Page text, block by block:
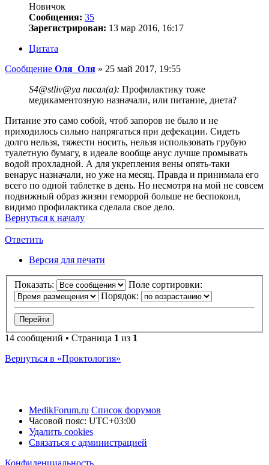
Новичок
Сообщения: 35
Зарегистрирован: 13 мар 2016, 16:17
Цитата
Сообщение Оля_Оля » 25 май 2017, 19:55
S4@stliv@ya писал(а): Профилактику тоже
медикаментозную назначали, или питание, диета?
Питание это само собой, чтоб запоров не было и не
приходилось сильно напрягаться при дефекации. Сидеть
долго нельзя, тяжести носить, нельзя использовать грубую
туалетную бумагу, в идеале вообще анус лучше промывать
водой прохладной. А для укрепления вены опять-таки
венарус назначали, но уже на месяц. Правда и принимала его
всего по одной таблетке в день. Но несмотря на мой не совсем
подвижный образ жизни геморрой больше не беспокоил,
видимо профилактика сделала свое дело.
Вернуться к началу
Ответить
Версия для печати
Показать:
Поле сортировки:
Порядок:
14 сообщений • Страница 1 из 1
Вернуться в «Проктология»
MedikForum.ru Список форумов
Часовой пояс: UTC+03:00
Удалить cookies
Связаться с администрацией